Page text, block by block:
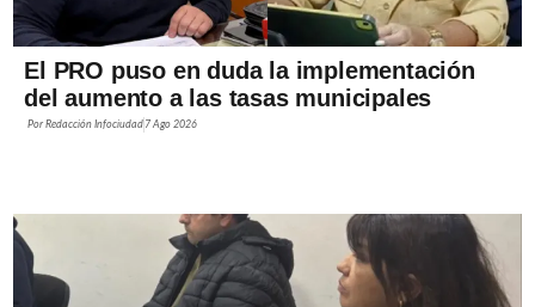
El PRO puso en duda la implementación
del aumento a las tasas municipales
PorRedacción Infociudad 7 Ago 2026